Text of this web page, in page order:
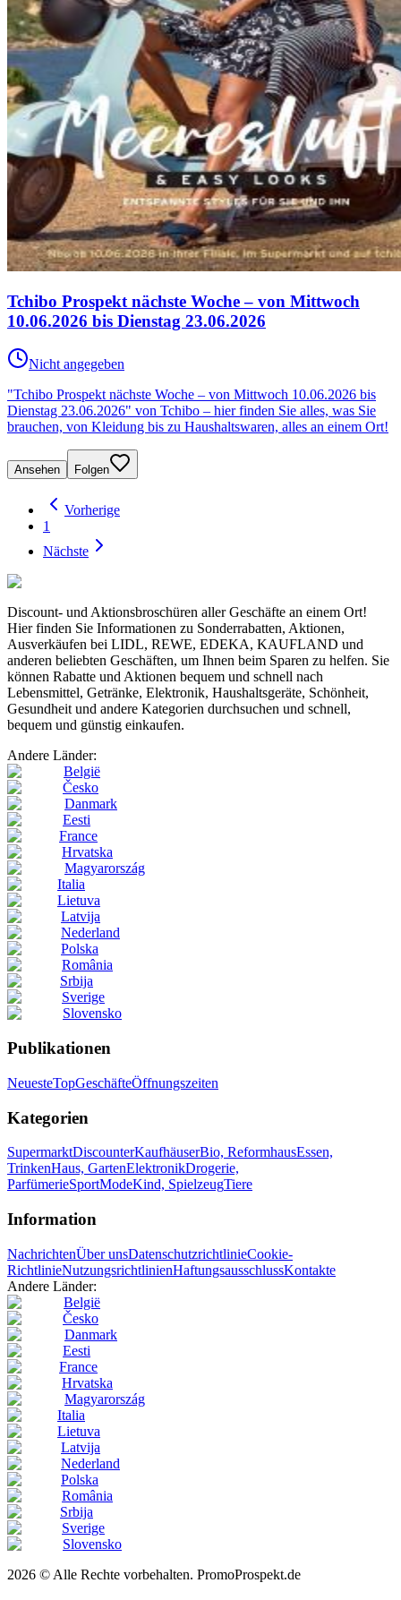
Tchibo Prospekt nächste Woche – von Mittwoch
10.06.2026 bis Dienstag 23.06.2026
Nicht angegeben
"Tchibo Prospekt nächste Woche – von Mittwoch 10.06.2026 bis
Dienstag 23.06.2026" von Tchibo – hier finden Sie alles, was Sie
brauchen, von Kleidung bis zu Haushaltswaren, alles an einem Ort!
Ansehen Folgen
Vorherige
1
Nächste
Discount- und Aktionsbroschüren aller Geschäfte an einem Ort!
Hier finden Sie Informationen zu Sonderrabatten, Aktionen,
Ausverkäufen bei LIDL, REWE, EDEKA, KAUFLAND und
anderen beliebten Geschäften, um Ihnen beim Sparen zu helfen. Sie
können Rabatte und Aktionen bequem und schnell nach
Lebensmittel, Getränke, Elektronik, Haushaltsgeräte, Schönheit,
Gesundheit und andere Kategorien durchsuchen und schnell,
bequem und günstig einkaufen.
Andere Länder:
België
Česko
Danmark
Eesti
France
Hrvatska
Magyarország
Italia
Lietuva
Latvija
Nederland
Polska
România
Srbija
Sverige
Slovensko
Publikationen
NeuesteTopGeschäfteÖffnungszeiten
Kategorien
SupermarktDiscounterKaufhäuserBio, ReformhausEssen,
TrinkenHaus, GartenElektronikDrogerie,
ParfümerieSportModeKind, SpielzeugTiere
Information
NachrichtenÜber unsDatenschutzrichtlinieCookie-
RichtlinieNutzungsrichtlinienHaftungsausschlussKontakte
Andere Länder:
België
Česko
Danmark
Eesti
France
Hrvatska
Magyarország
Italia
Lietuva
Latvija
Nederland
Polska
România
Srbija
Sverige
Slovensko
2026 © Alle Rechte vorbehalten. PromoProspekt.de